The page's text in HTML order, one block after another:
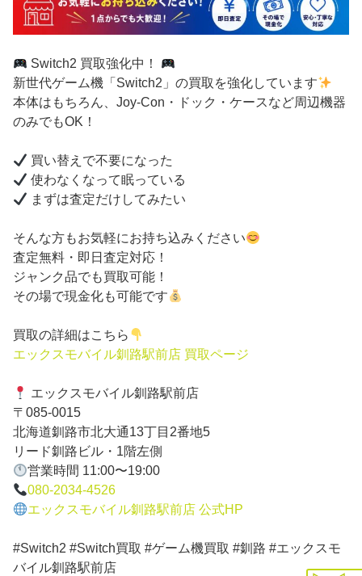
Switch2 買取強化中！
新世代ゲーム機「Switch2」の買取を強化しています
本体はもちろん、Joy-Con・ドック・ケースなど周辺機器
のみでもOK！
買い替えで不要になった
使わなくなって眠っている
まずは査定だけしてみたい
そんな方もお気軽にお持ち込みください
査定無料・即日査定対応！
ジャンク品でも買取可能！
その場で現金化も可能です
買取の詳細はこちら
エックスモバイル釧路駅前店 買取ページ
エックスモバイル釧路駅前店
〒085-0015
北海道釧路市北大通13丁目2番地5
リード釧路ビル・1階左側
営業時間 11:00〜19:00
080-2034-4526
エックスモバイル釧路駅前店 公式HP
#Switch2 #Switch買取 #ゲーム機買取 #釧路 #エックスモ
バイル釧路駅前店